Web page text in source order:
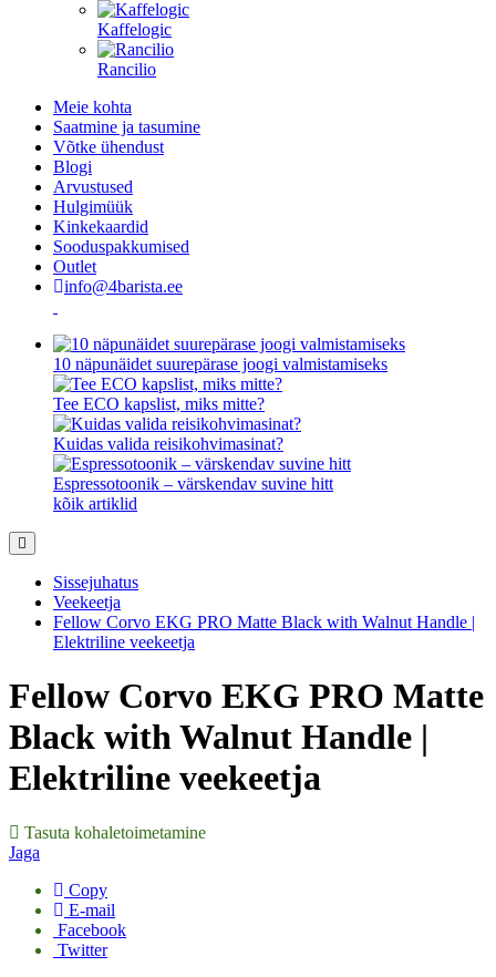
Kaffelogic
Rancilio
Meie kohta
Saatmine ja tasumine
Võtke ühendust
Blogi
Arvustused
Hulgimüük
Kinkekaardid
Sooduspakkumised
Outlet
info@4barista.ee
10 näpunäidet suurepärase joogi valmistamiseks
Tee ECO kapslist, miks mitte?
Kuidas valida reisikohvimasinat?
Espressotoonik – värskendav suvine hitt
kõik artiklid
Sissejuhatus
Veekeetja
Fellow Corvo EKG PRO Matte Black with Walnut Handle |
Elektriline veekeetja
Fellow Corvo EKG PRO Matte
Black with Walnut Handle |
Elektriline veekeetja
Tasuta kohaletoimetamine
Jaga
Copy
E-mail
Facebook
Twitter